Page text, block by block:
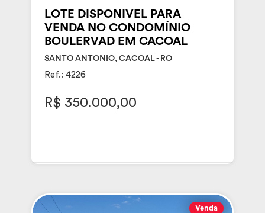
LOTE DISPONIVEL PARA
VENDA NO CONDOMÍNIO
BOULERVAD EM CACOAL
SANTO ÂNTONIO, CACOAL - RO
Ref.: 4226
R$ 350.000,00
Venda